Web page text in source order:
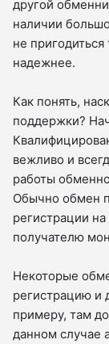
другой
наличии
не
надежнее.
Как понять,
поддержки?
вежливо и
работы
Обычно обмен
регистрации
получателю
Некоторые
регистрацию и
примеру, там
данном случае